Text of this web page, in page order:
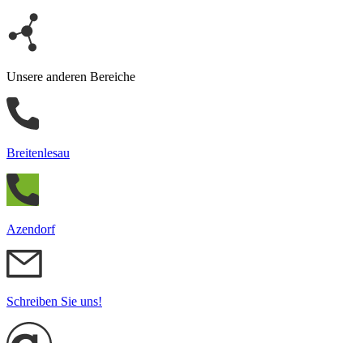
Unsere anderen Bereiche
Breitenlesau
Azendorf
Schreiben Sie uns!